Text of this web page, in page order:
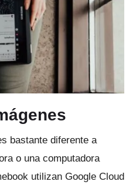
bastante diferente a
o una computadora
utilizan Google Cloud